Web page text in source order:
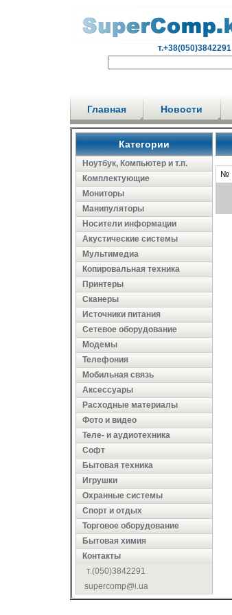
т.+38(050)3842291
Главная Новости
Категории
Ноутбук, Компьютер и т.п.
Комплектующие
Мониторы
Манипуляторы
Носители информации
Акустические системы
Мультимедиа
Копировальная техника
Принтеры
Сканеры
Источники питания
Сетевое оборудование
Модемы
Телефония
Мобильная связь
Аксессуары
Расходные материалы
Фото и видео
Теле- и аудиотехника
Софт
Бытовая техника
Игрушки
Охранные системы
Cпорт и отдых
Торговое оборудование
Бытовая химия
Контакты
т.(050)3842291
supercomp@i.ua
№